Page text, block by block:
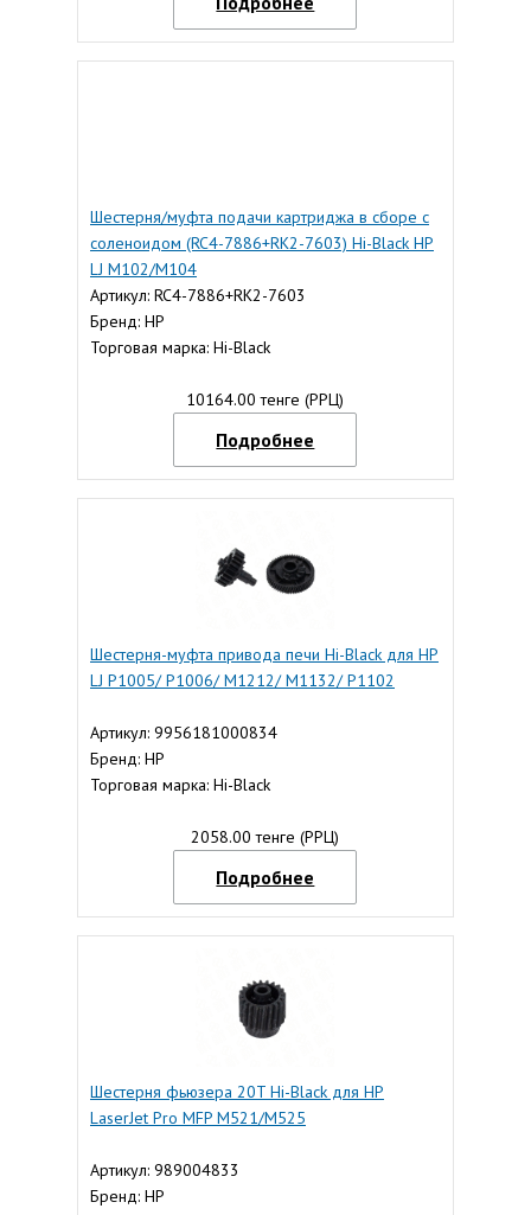
Шестерня/муфта подачи картриджа в сборе с
соленоидом (RC4-7886+RK2-7603) Hi-Black HP
LJ M102/M104
Артикул: RC4-7886+RK2-7603
Бренд: HP
Торговая марка: Hi-Black
10164.00 тенге (РРЦ)
Подробнее
Шестерня-муфта привода печи Hi-Black для HP
LJ P1005/ P1006/ M1212/ M1132/ P1102
Артикул: 9956181000834
Бренд: HP
Торговая марка: Hi-Black
2058.00 тенге (РРЦ)
Подробнее
Шестерня фьюзера 20T Hi-Black для HP
LaserJet Pro MFP M521/M525
Артикул: 989004833
Бренд: HP